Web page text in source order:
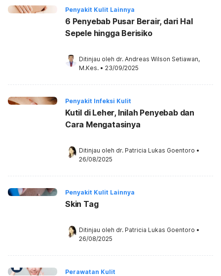
Penyakit Kulit Lainnya
6 Penyebab Pusar Berair, dari Hal
Sepele hingga Berisiko
Ditinjau oleh dr. Andreas Wilson Setiawan,
M.Kes. • 23/09/2025
Penyakit Infeksi Kulit
Kutil di Leher, Inilah Penyebab dan
Cara Mengatasinya
Ditinjau oleh dr. Patricia Lukas Goentoro •
26/08/2025
Penyakit Kulit Lainnya
Skin Tag
Ditinjau oleh dr. Patricia Lukas Goentoro •
26/08/2025
Perawatan Kulit